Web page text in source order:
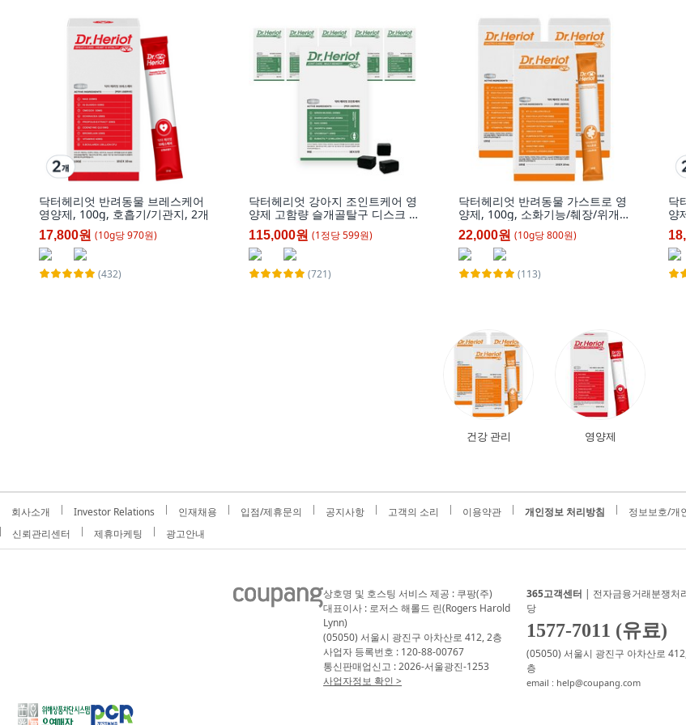
닥터헤리엇 반려동물 브레스케어
영양제, 100g, 호흡기/기관지, 2개
17,800원 (10g당970원)
(432)
닥터헤리엇 강아지 조인트케어 영
양제 고함량 슬개골탈구 디스크 고
관절 십자인대, 32정, 뼈/관절강
화, 6개
115,000원 (1정당599원)
(721)
닥터헤리엇 반려동물 가스트로 영
양제, 100g, 소화기능/췌장/위개
선, 3개
22,000원 (10g당800원)
(113)
닥
양
건강 관리 영양제
회사소개 Investor Relations 인재채용 입점/제휴문의 공지사항 고객의 소리 이용약관 개인정보 처리방침 정보보호/개
신뢰관리센터
제휴마케팅 광고안내
상호명 및 호스팅 서비스 제공 : 쿠팡(주)
대표이사 : 로저스 해롤드 린(Rogers Harold
Lynn)
(05050) 서울시 광진구 아차산로 412, 2층
사업자 등록번호 : 120-88-00767
통신판매업신고 : 2026-서울광진-1253
사업자정보 확인 >
365고객센터 | 전자금융거래분쟁처
당
1577-7011 (유료)
(05050) 서울시 광진구 아차산로
층
email : help@coupang.com